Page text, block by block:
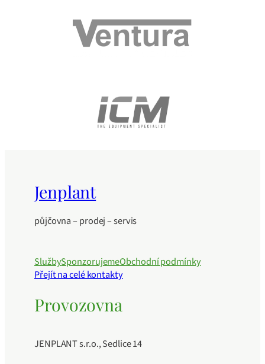
Jenplant
půjčovna – prodej – servis
SlužbySponzorujemeObchodní podmínky
Přejít na celé kontakty
Provozovna
JENPLANT s.r.o., Sedlice 14